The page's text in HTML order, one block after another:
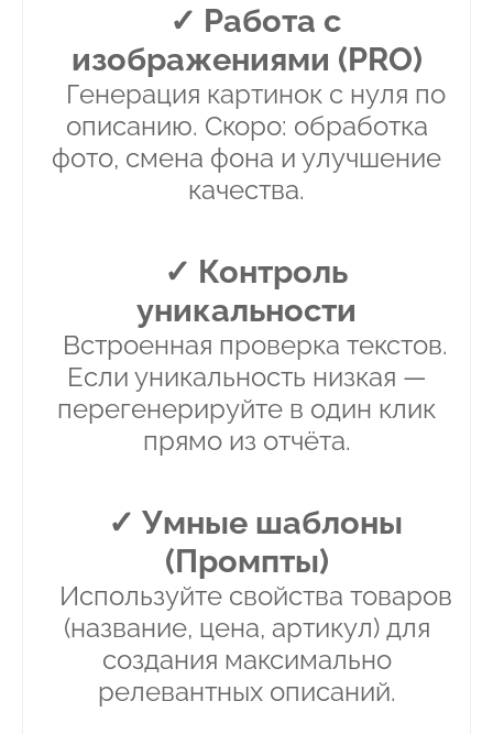
✓ Работа с
изображениями (PRO)
Генерация картинок с нуля по
описанию. Скоро: обработка
фото, смена фона и улучшение
качества.
✓ Контроль
уникальности
Встроенная проверка текстов.
Если уникальность низкая —
перегенерируйте в один клик
прямо из отчёта.
✓ Умные шаблоны
(Промпты)
Используйте свойства товаров
(название, цена, артикул) для
создания максимально
релевантных описаний.